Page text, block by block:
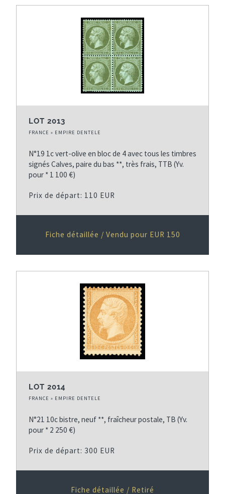
LOT 2013
FRANCE » EMPIRE DENTELE
N°19 1c vert-olive en bloc de 4 avec tous les timbres
signés Calves, paire du bas **, très frais, TTB (Yv.
pour * 1 100 €)
Prix de départ: 110 EUR
Fiche détaillée / Vendu pour EUR 150
LOT 2014
FRANCE » EMPIRE DENTELE
N°21 10c bistre, neuf **, fraîcheur postale, TB (Yv.
pour * 2 250 €)
Prix de départ: 300 EUR
Fiche détaillée / Retiré